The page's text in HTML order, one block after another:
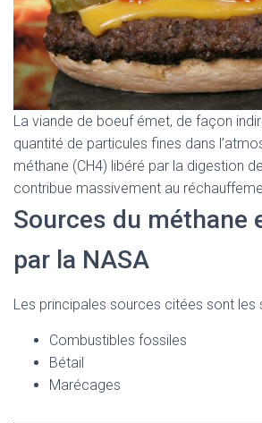
La viande de boeuf émet, de façon
quantité de particules fines dans
méthane (CH4) libéré par la digestion
contribue massivement au
Sources du méthane
par la NASA
Les principales sources citées sont les
Combustibles fossiles
Bétail
Marécages